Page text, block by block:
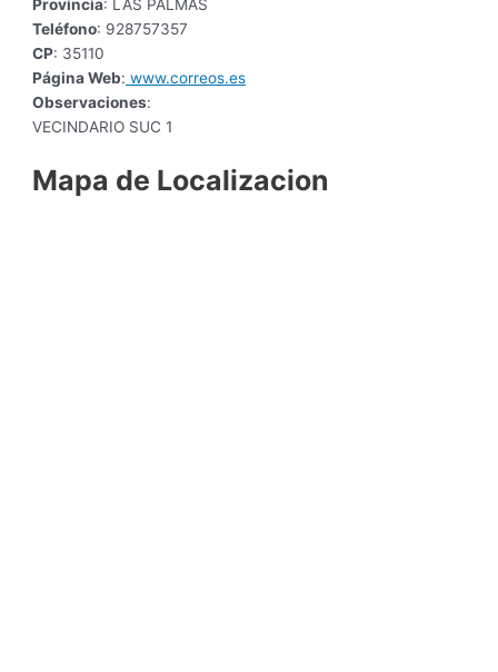
Provincia: LAS PALMAS
Teléfono: 928757357
CP: 35110
Página Web: www.correos.es
Observaciones:
VECINDARIO SUC 1
Mapa de Localizacion